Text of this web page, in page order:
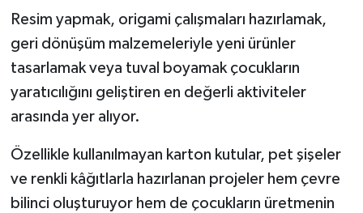
Resim yapmak, origami çalışmaları hazırlamak,
geri dönüşüm malzemeleriyle yeni ürünler
tasarlamak veya tuval boyamak çocukların
yaratıcılığını geliştiren en değerli aktiviteler
arasında yer alıyor.
Özellikle kullanılmayan karton kutular, pet şişeler
ve renkli kâğıtlarla hazırlanan projeler hem çevre
bilinci oluşturuyor hem de çocukların üretmenin